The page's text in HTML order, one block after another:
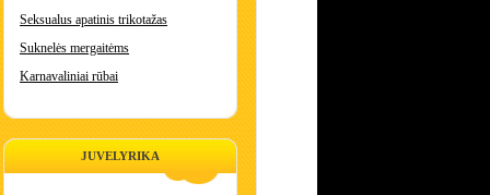
Seksualus apatinis trikotažas
Suknelės mergaitėms
Karnavaliniai rūbai
JUVELYRIKA